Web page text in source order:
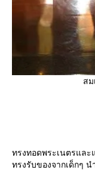
สม
ทรงทอดพระเนตรและ
ทรงรับของจากเด็กๆ